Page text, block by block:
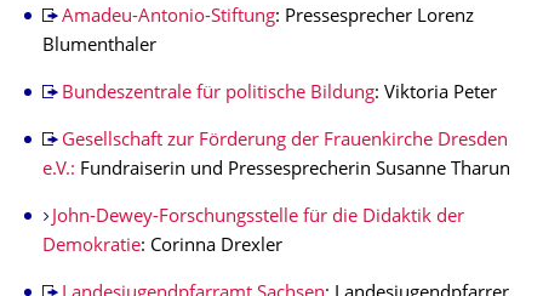
Amadeu-Antonio-Stiftung: Pressesprecher Lorenz
Blumenthaler
Bundeszentrale für politische Bildung: Viktoria Peter
Gesellschaft zur Förderung der Frauenkirche Dresden
e.V.: Fundraiserin und Pressesprecherin Susanne Tharun
John-Dewey-Forschungsstelle für die Didaktik der
Demokratie: Corinna Drexler